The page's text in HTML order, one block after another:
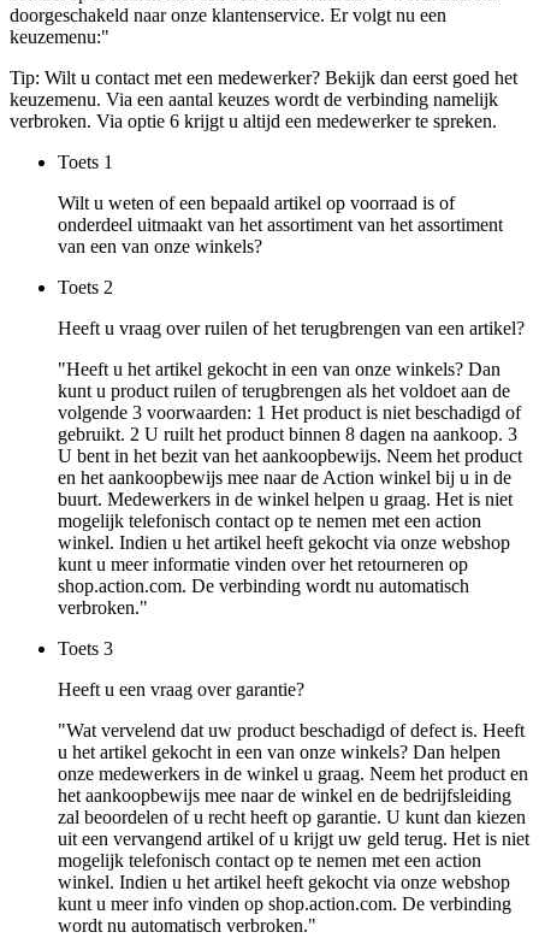
doorgeschakeld naar onze klantenservice. Er volgt nu een
keuzemenu:"
Tip: Wilt u contact met een medewerker? Bekijk dan eerst goed het
keuzemenu. Via een aantal keuzes wordt de verbinding namelijk
verbroken. Via optie 6 krijgt u altijd een medewerker te spreken.
Toets 1
Wilt u weten of een bepaald artikel op voorraad is of
onderdeel uitmaakt van het assortiment van het assortiment
van een van onze winkels?
Toets 2
Heeft u vraag over ruilen of het terugbrengen van een artikel?
"Heeft u het artikel gekocht in een van onze winkels? Dan
kunt u product ruilen of terugbrengen als het voldoet aan de
volgende 3 voorwaarden: 1 Het product is niet beschadigd of
gebruikt. 2 U ruilt het product binnen 8 dagen na aankoop. 3
U bent in het bezit van het aankoopbewijs. Neem het product
en het aankoopbewijs mee naar de Action winkel bij u in de
buurt. Medewerkers in de winkel helpen u graag. Het is niet
mogelijk telefonisch contact op te nemen met een action
winkel. Indien u het artikel heeft gekocht via onze webshop
kunt u meer informatie vinden over het retourneren op
shop.action.com. De verbinding wordt nu automatisch
verbroken."
Toets 3
Heeft u een vraag over garantie?
"Wat vervelend dat uw product beschadigd of defect is. Heeft
u het artikel gekocht in een van onze winkels? Dan helpen
onze medewerkers in de winkel u graag. Neem het product en
het aankoopbewijs mee naar de winkel en de bedrijfsleiding
zal beoordelen of u recht heeft op garantie. U kunt dan kiezen
uit een vervangend artikel of u krijgt uw geld terug. Het is niet
mogelijk telefonisch contact op te nemen met een action
winkel. Indien u het artikel heeft gekocht via onze webshop
kunt u meer info vinden op shop.action.com. De verbinding
wordt nu automatisch verbroken."